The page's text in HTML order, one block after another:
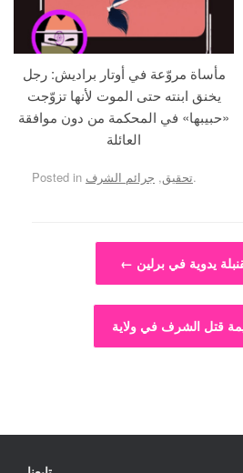
مأساة مروّعة في أوتار براديش: رجل
يخنق ابنته حتى الموت لأنها تزوّجت
«حبيبها» في المحكمة من دون موافقة
العائلة
Posted in تحقيق, جرائم الشرف .
Post navigation
←